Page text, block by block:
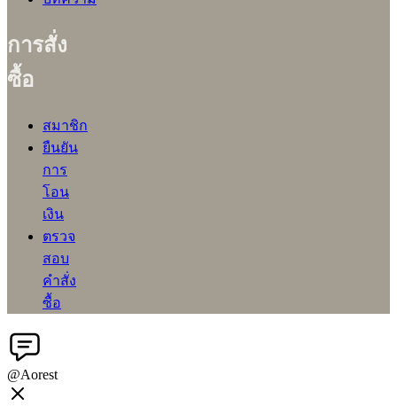
การสั่ง
ซื้อ
สมาชิก
ยืนยัน
การ
โอน
เงิน
ตรวจ
สอบ
คำสั่ง
ซื้อ
@Aorest